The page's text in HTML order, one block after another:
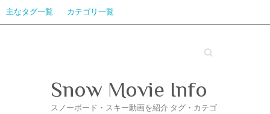
主なタグ一覧 カテゴリ一覧
Search
Snow Movie Info
スノーボード・スキー動画を紹介 タグ・カテゴ